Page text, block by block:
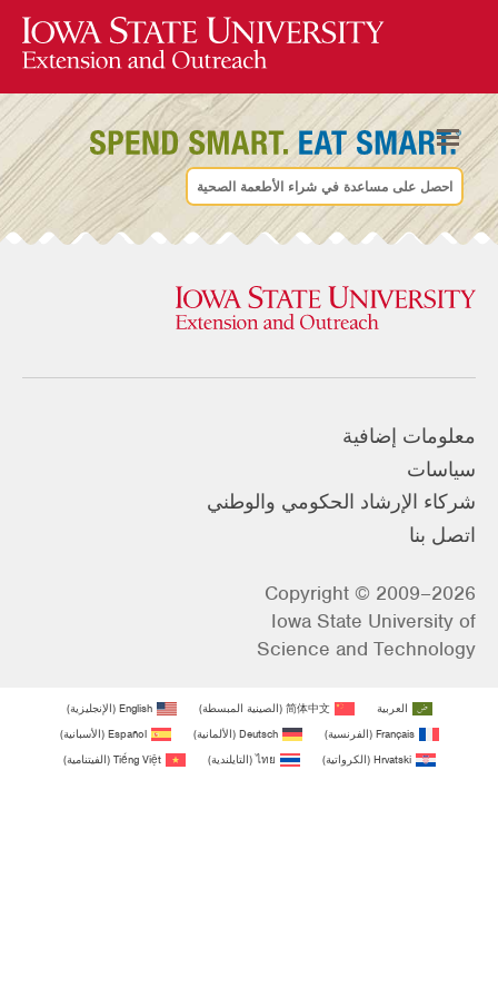
احصل على مساعدة في شراء الأطعمة الصحية
معلومات إضافية
سياسات
شركاء الإرشاد الحكومي والوطني
اتصل بنا
Copyright © 2009–2026
Iowa State University of
Science and Technology
العربية 简体中文
(الصينية المبسطة)
English
(الإنجليزية)
Français
(الفرنسية)
Deutsch
(الألمانية)
Español
(الأسبانية)
Hrvatski
(الكرواتية)
ไทย
(التايلندية)
Tiếng Việt
(الفيتنامية)